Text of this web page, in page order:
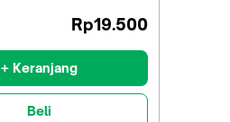
Rp19.500
+ Keranjang
Beli